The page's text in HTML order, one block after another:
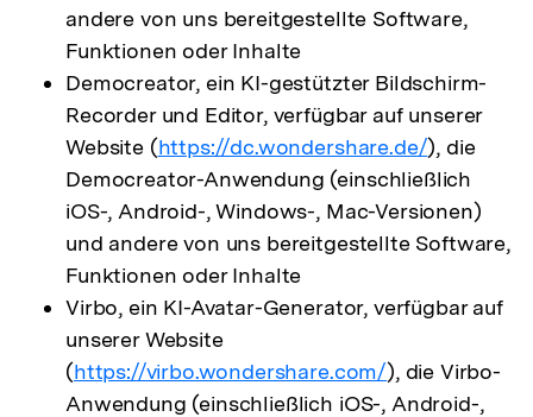
andere von uns bereitgestellte Software,
Funktionen oder Inhalte
Democreator, ein KI-gestützter Bildschirm-
Recorder und Editor, verfügbar auf unserer
Website (https://dc.wondershare.de/), die
Democreator-Anwendung (einschließlich
iOS-, Android-, Windows-, Mac-Versionen)
und andere von uns bereitgestellte Software,
Funktionen oder Inhalte
Virbo, ein KI-Avatar-Generator, verfügbar auf
unserer Website
(https://virbo.wondershare.com/), die Virbo-
Anwendung (einschließlich iOS-, Android-,